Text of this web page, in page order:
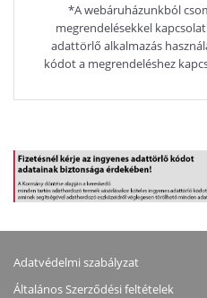
*A webáruházunkból
megrendelésekkel
adattörlő alkalmazás
kódot a megrendeléshez
Adatvédelmi szabályzat
Általános Szerződési feltételek